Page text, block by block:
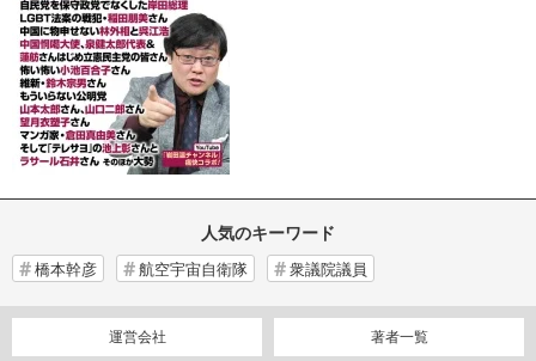
人気のキーワード
橋本幹彦 航空宇宙自衛隊 衆議院議員
運営会社 著者一覧